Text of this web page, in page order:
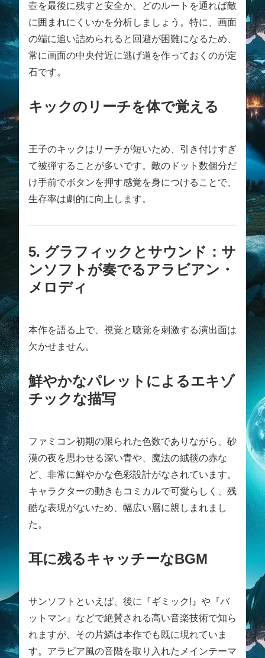
壺を最後に残すと安全か、どのルートを通れば敵
に囲まれにくいかを分析しましょう。特に、画面
の端に追い詰められると回避が困難になるため、
常に画面の中央付近に逃げ道を作っておくのが定
石です。
キックのリーチを体で覚える
王子のキックはリーチが短いため、引き付けすぎ
て被弾することが多いです。敵のドット数個分だ
け手前でボタンを押す感覚を身につけることで、
生存率は劇的に向上します。
5. グラフィックとサウンド：サ
ンソフトが奏でるアラビアン・
メロディ
本作を語る上で、視覚と聴覚を刺激する演出面は
欠かせません。
鮮やかなパレットによるエキゾ
チックな描写
ファミコン初期の限られた色数でありながら、砂
漠の夜を思わせる深い青や、魔法の絨毯の赤な
ど、非常に鮮やかな色彩設計がなされています。
キャラクターの動きもコミカルで可愛らしく、残
酷な表現がないため、幅広い層に親しまれまし
た。
耳に残るキャッチーなBGM
サンソフトといえば、後に『ギミック!』や『バ
ットマン』などで絶賛される高い音楽技術で知ら
れますが、その片鱗は本作でも既に現れていま
す。アラビア風の音階を取り入れたメインテーマ